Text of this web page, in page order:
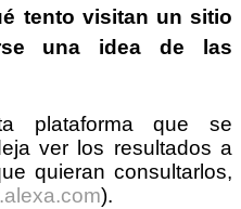
tento visitan un sitio
una idea de las
plataforma que se
ver los resultados a
quieran consultarlos,
).